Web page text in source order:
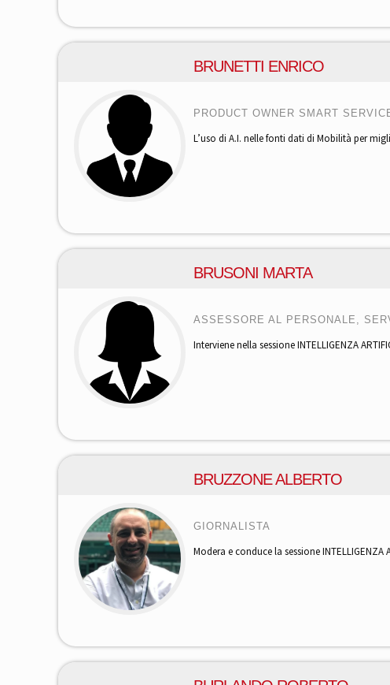
BRUNETTI ENRICO
PRODUCT OWNER SMART
L’uso di A.I. nelle fonti dati di Mobilità per
BRUSONI MARTA
ASSESSORE AL PERSONALE,
Interviene nella sessione INTELLIGENZA
BRUZZONE ALBERTO
GIORNALISTA
Modera e conduce la sessione INTELLIGENZA